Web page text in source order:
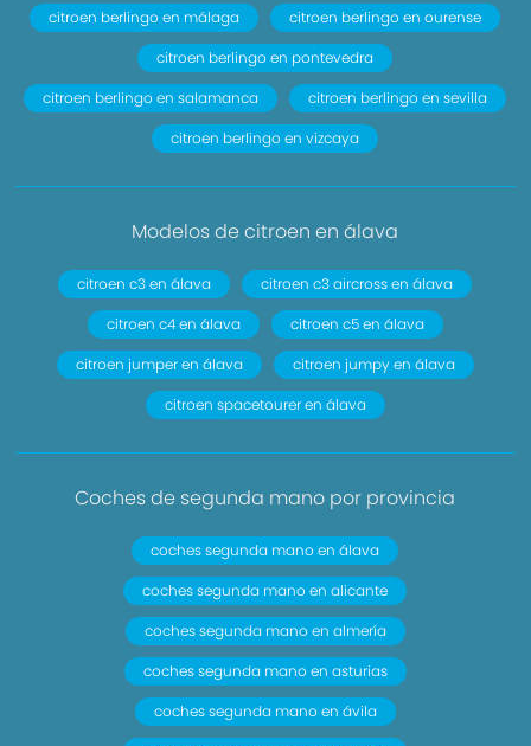
citroen berlingo en málaga
citroen berlingo en ourense
citroen berlingo en pontevedra
citroen berlingo en salamanca
citroen berlingo en sevilla
citroen berlingo en vizcaya
Modelos de citroen en álava
citroen c3 en álava
citroen c3 aircross en álava
citroen c4 en álava
citroen c5 en álava
citroen jumper en álava
citroen jumpy en álava
citroen spacetourer en álava
Coches de segunda mano por provincia
coches segunda mano en álava
coches segunda mano en alicante
coches segunda mano en almería
coches segunda mano en asturias
coches segunda mano en ávila